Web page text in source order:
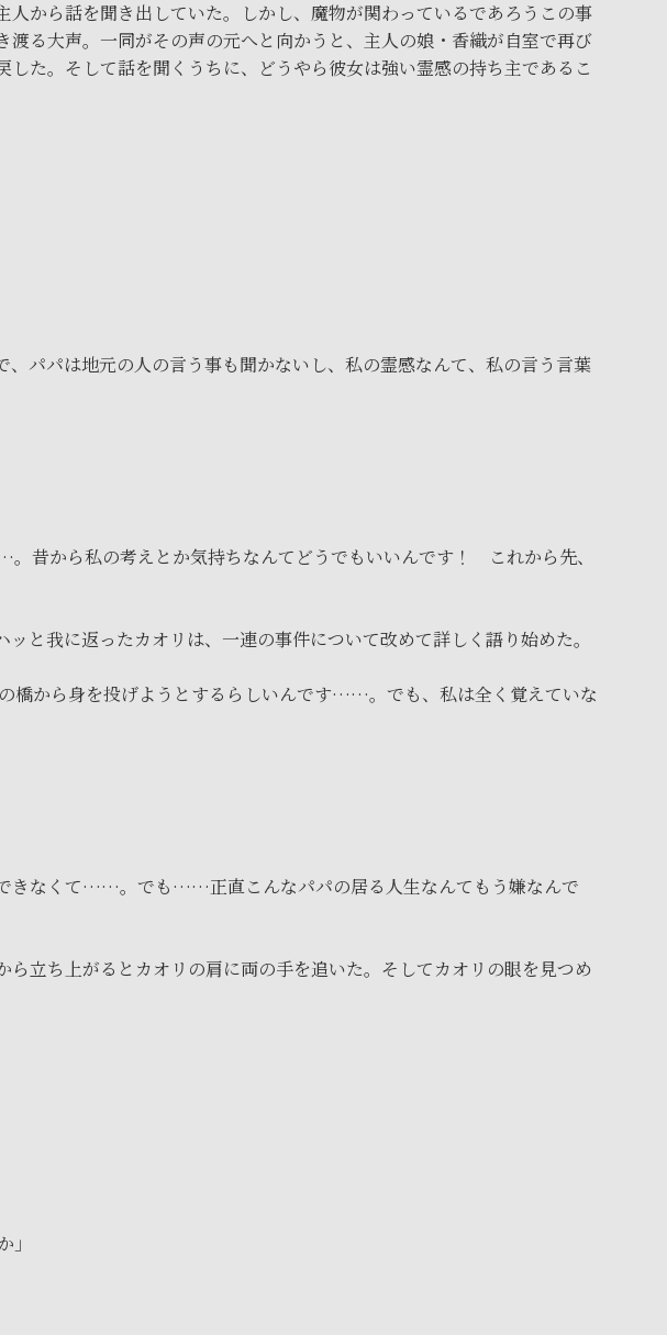
から話を聞き出していた。しかし、魔物が関わっているであろうこの事
る大声。一同がその声の元へと向かうと、主人の娘・香織が自室で再び
た。そして話を聞くうちに、どうやら彼女は強い霊感の持ち主であるこ
パパは地元の人の言う事も聞かないし、私の霊感なんて、私の言う言葉
昔から私の考えとか気持ちなんてどうでもいいんです！ これから先、
と我に返ったカオリは、一連の事件について改めて詳しく語り始めた。
橋から身を投げようとするらしいんです……。でも、私は全く覚えていな
できなくて……。でも……正直こんなパパの居る人生なんてもう嫌なんで
立ち上がるとカオリの肩に両の手を追いた。そしてカオリの眼を見つめ